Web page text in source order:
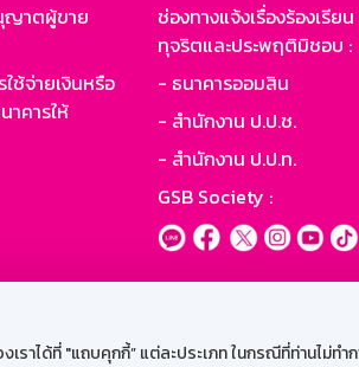
ได้ที่ "แถบคุกกี้” แต่ละประเภท ในกรณีที่ท่านไม่ทำก
ญาตผู้ขาย
ช้จ่ายเงินหรือ
คารให้
ช่องทางแจ้งเรื่องร้องเรีย
ทุจริตและประพฤติมิชอบ :
- ธนาคารออมสิน
- สำนักงาน ป.ป.ช.
- สำนักงาน ป.ป.ท.
GSB Society :